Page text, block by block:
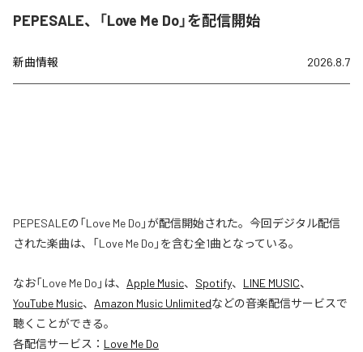
PEPESALE、「Love Me Do」を配信開始
新曲情報 2026.8.7
PEPESALEの「Love Me Do」が配信開始された。今回デジタル配信
された楽曲は、「Love Me Do」を含む全1曲となっている。
なお「Love Me Do 」は、 Apple Music、 Spotify、 LINE MUSIC、
YouTube Music、 Amazon Music Unlimitedなどの音楽配信サービスで
聴くことができる。
各配信サービス： Love Me Do